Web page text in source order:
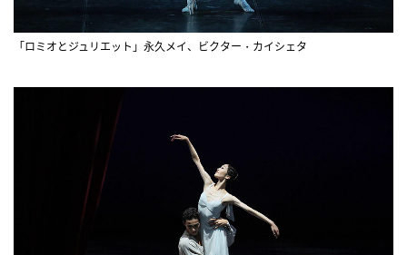
「ロミオとジュリエット」永久メイ、ビクター・カイシェタ